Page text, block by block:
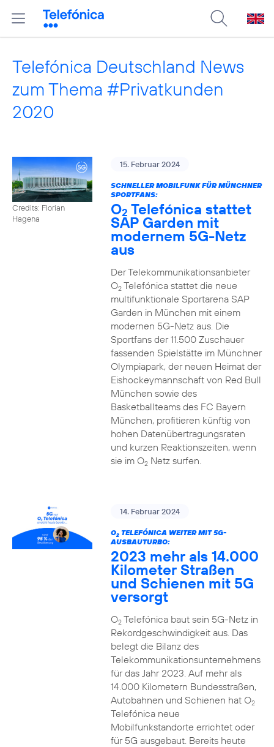
Telefónica Deutschland News
zum Thema #Privatkunden
2020
Credits: Florian
Hagena
15. Februar 2024
SCHNELLER MOBILFUNK FÜR MÜNCHNER
SPORTFANS:
O2 Telefónica stattet
SAP Garden mit
modernem 5G-Netz
aus
Der Telekommunikationsanbieter
O2Telefónica stattet die neue
multifunktionale Sportarena SAP
Garden in München mit einem
modernen 5G-Netz aus. Die
Sportfans der 11.500 Zuschauer
fassenden Spielstätte im Münchner
Olympiapark, der neuen Heimat der
Eishockeymannschaft von Red Bull
München sowie des
Basketballteams des FC Bayern
München, profitieren künftig von
hohen Datenübertragungsraten
und kurzen Reaktionszeiten, wenn
sie im O2Netz surfen.
14. Februar 2024
O2TELEFÓNICA WEITER MIT 5G-
AUSBAUTURBO:
2023 mehr als 14.000
Kilometer Straßen
und Schienen mit 5G
versorgt
O2Telefónica baut sein 5G-Netz in
Rekordgeschwindigkeit aus. Das
belegt die Bilanz des
Telekommunikationsunternehmens
für das Jahr 2023. Auf mehr als
14.000 Kilometern Bundesstraßen,
Autobahnen und Schienen hat O2
Telefónica neue
Mobilfunkstandorte errichtet oder
für 5G ausgebaut. Bereits heute